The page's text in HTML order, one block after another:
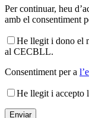
Per continuar, heu
amb el consentiment
He llegit i dono el
al CECBLL.
Consentiment per a
He llegit i accepto